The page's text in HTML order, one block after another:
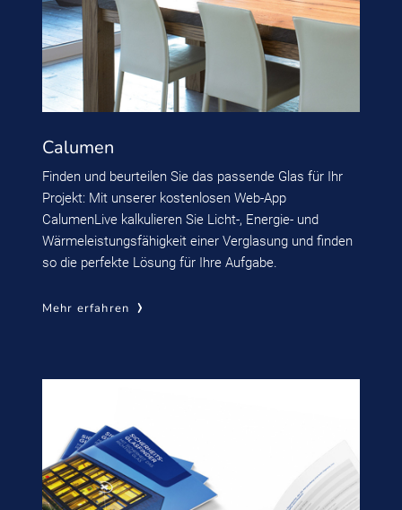
Calumen
Finden und beurteilen Sie das passende Glas für Ihr
Projekt: Mit unserer kostenlosen Web-App
CalumenLive kalkulieren Sie Licht-, Energie- und
Wärmeleistungsfähigkeit einer Verglasung und finden
so die perfekte Lösung für Ihre Aufgabe.
Mehr erfahren